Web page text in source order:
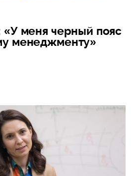
«У меня черный пояс
менеджменту»